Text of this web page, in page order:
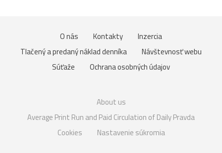
O nás Kontakty
Inzercia
Tlačený a predaný náklad denníka
Návštevnosť webu
Súťaže
Ochrana osobných údajov
About us
Average Print Run and Paid Circulation of Daily Pravda
Cookies
Nastavenie súkromia